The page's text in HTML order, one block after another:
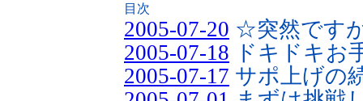
目次
2005-07-20 ☆突然です
2005-07-18 ドキドキお
2005-07-17 サポ上げの